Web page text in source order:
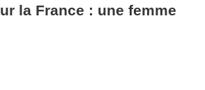
la France : une femme